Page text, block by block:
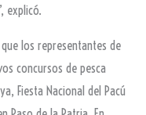
explicó.
los representantes de
concursos de pesca
Fiesta Nacional del Pacú